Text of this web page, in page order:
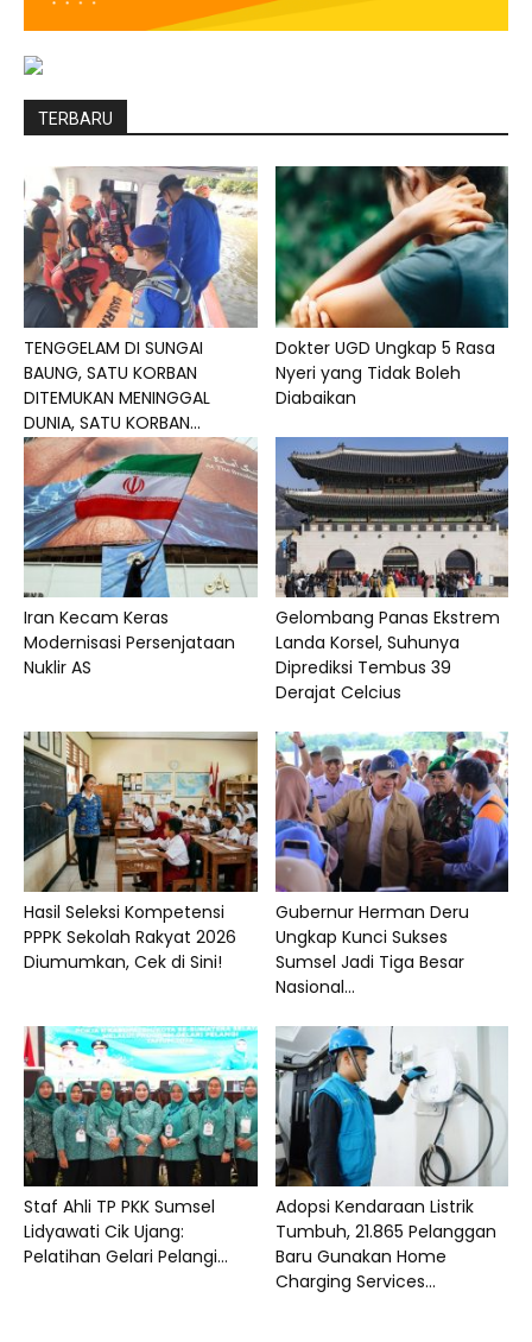
TERBARU
TENGGELAM DI SUNGAI
BAUNG, SATU KORBAN
DITEMUKAN MENINGGAL
DUNIA, SATU KORBAN...
Dokter UGD Ungkap 5 Rasa
Nyeri yang Tidak Boleh
Diabaikan
Iran Kecam Keras
Modernisasi Persenjataan
Nuklir AS
Gelombang Panas Ekstrem
Landa Korsel, Suhunya
Diprediksi Tembus 39
Derajat Celcius
Hasil Seleksi Kompetensi
PPPK Sekolah Rakyat 2026
Diumumkan, Cek di Sini!
Gubernur Herman Deru
Ungkap Kunci Sukses
Sumsel Jadi Tiga Besar
Nasional...
Staf Ahli TP PKK Sumsel
Lidyawati Cik Ujang:
Pelatihan Gelari Pelangi...
Adopsi Kendaraan Listrik
Tumbuh, 21.865 Pelanggan
Baru Gunakan Home
Charging Services...